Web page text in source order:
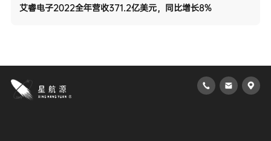
艾睿电子2022全年营收371.2亿美元，同比增长8%